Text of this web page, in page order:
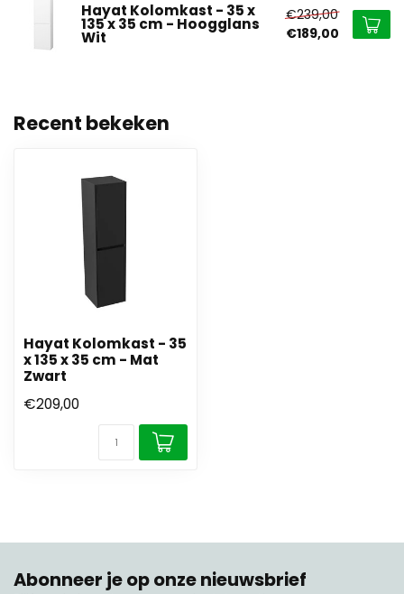
Hayat Kolomkast - 35 x
135 x 35 cm - Hoogglans
Wit
€239,00
€189,00
Recent bekeken
Hayat Kolomkast - 35
x 135 x 35 cm - Mat
Zwart
€209,00
Abonneer je op onze nieuwsbrief